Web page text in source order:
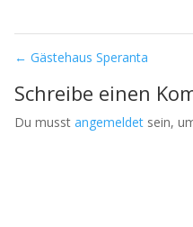
← Gästehaus Speranta
Schreibe einen
Du musst angemeldet sein,